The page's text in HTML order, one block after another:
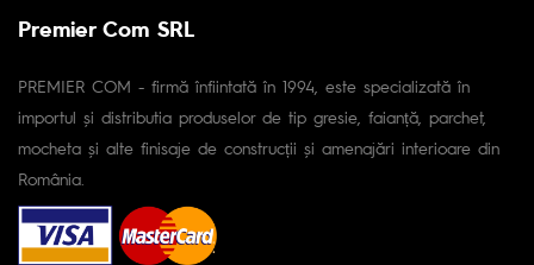
Premier Com SRL
PREMIER COM - firmă înfiintată în 1994, este specializată în
importul și distributia produselor de tip gresie, faianță, parchet,
mocheta și alte finisaje de construcții și amenajări interioare din
România.